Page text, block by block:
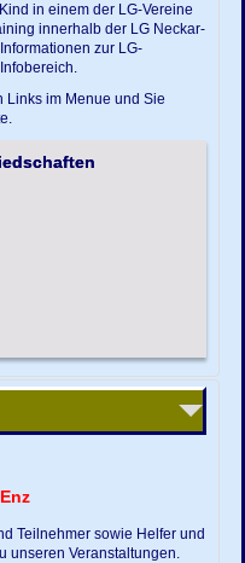
in einem der LG-Vereine
innerhalb der LG Neckar-
zur LG-
Links im Menue und Sie
Teilnehmer sowie Helfer und
unseren Veranstaltungen.